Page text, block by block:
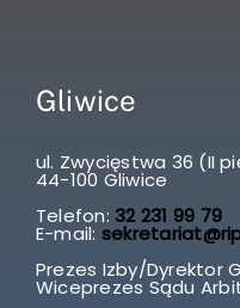
Gliwice
ul. Zwycięstwa 36 (II
44-100 Gliwice
Telefon: 32 231 99 79
E-mail:
Prezes Izby/Dyrektor
Wiceprezes Sądu